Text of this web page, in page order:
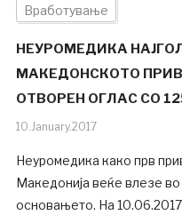
Вработување
НЕУРОМЕДИКА
МАКЕДОНСКОТО
ОТВОРЕН ОГЛАС СО
10.January.2017
Неуромедика како прв
Македонија веќе влезе во
основањето. На